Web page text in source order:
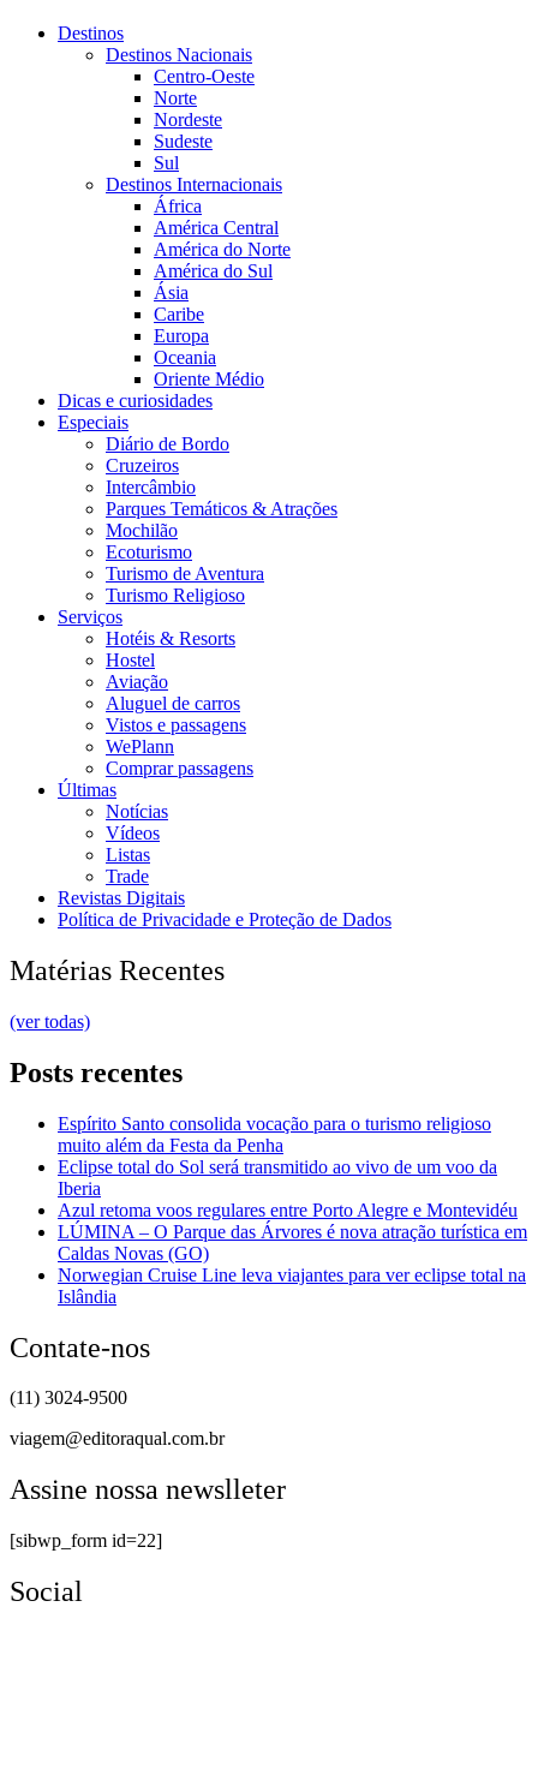
Destinos
Destinos Nacionais
Centro-Oeste
Norte
Nordeste
Sudeste
Sul
Destinos Internacionais
África
América Central
América do Norte
América do Sul
Ásia
Caribe
Europa
Oceania
Oriente Médio
Dicas e curiosidades
Especiais
Diário de Bordo
Cruzeiros
Intercâmbio
Parques Temáticos & Atrações
Mochilão
Ecoturismo
Turismo de Aventura
Turismo Religioso
Serviços
Hotéis & Resorts
Hostel
Aviação
Aluguel de carros
Vistos e passagens
WePlann
Comprar passagens
Últimas
Notícias
Vídeos
Listas
Trade
Revistas Digitais
Política de Privacidade e Proteção de Dados
Matérias Recentes
(ver todas)
Posts recentes
Espírito Santo consolida vocação para o turismo religioso
muito além da Festa da Penha
Eclipse total do Sol será transmitido ao vivo de um voo da
Iberia
Azul retoma voos regulares entre Porto Alegre e Montevidéu
LÚMINA – O Parque das Árvores é nova atração turística em
Caldas Novas (GO)
Norwegian Cruise Line leva viajantes para ver eclipse total na
Islândia
Contate-nos
(11) 3024-9500
viagem@editoraqual.com.br
Assine nossa newslleter
[sibwp_form id=22]
Social